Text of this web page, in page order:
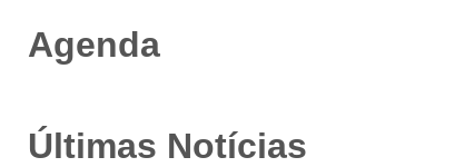
Agenda
Últimas Notícias